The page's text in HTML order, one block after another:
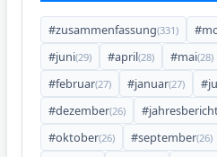
#zusammenfassung(331)
#juni(29) #april(28) #mai(28)
#februar(27) #januar(27)
#dezember(26)
#oktober(26) #september(26)